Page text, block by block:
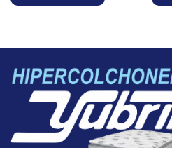
era:
es:
era:
es: